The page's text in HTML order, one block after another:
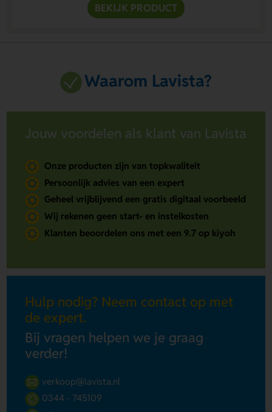
BEKIJK PRODUCT
Waarom Lavista?
Jouw voordelen als klant van Lavista
Onze producten zijn van topkwaliteit
Persoonlijk advies van een expert
Geheel vrijblijvend een gratis digitaal voorbeeld
Wij rekenen geen start- en instelkosten
Klanten beoordelen ons met een 9.7 op kiyoh
Hulp nodig? Neem contact op met
de expert.
Bij vragen helpen we je graag
verder!
verkoop@lavista.nl
0344 - 745109